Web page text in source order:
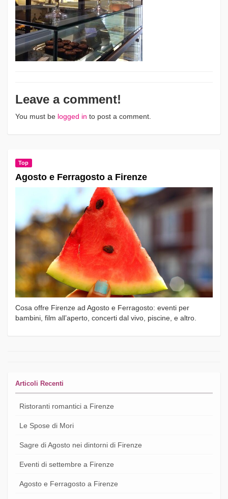
Leave a comment!
You must be logged in to post a comment.
Top
Agosto e Ferragosto a Firenze
Cosa offre Firenze ad Agosto e Ferragosto: eventi per
bambini, film all’aperto, concerti dal vivo, piscine, e altro.
Articoli Recenti
Ristoranti romantici a Firenze
Le Spose di Mori
Sagre di Agosto nei dintorni di Firenze
Eventi di settembre a Firenze
Agosto e Ferragosto a Firenze